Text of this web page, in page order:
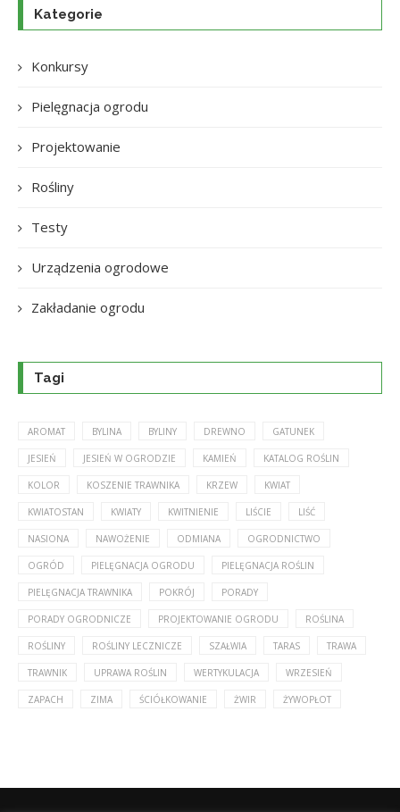
Kategorie
Konkursy
Pielęgnacja ogrodu
Projektowanie
Rośliny
Testy
Urządzenia ogrodowe
Zakładanie ogrodu
Tagi
AROMAT BYLINA BYLINY DREWNO GATUNEK
JESIEŃ JESIEŃ W OGRODZIE KAMIEŃ KATALOG ROŚLIN
KOLOR KOSZENIE TRAWNIKA KRZEW KWIAT
KWIATOSTAN KWIATY KWITNIENIE LIŚCIE LIŚĆ
NASIONA NAWOŻENIE ODMIANA OGRODNICTWO
OGRÓD PIELĘGNACJA OGRODU PIELĘGNACJA ROŚLIN
PIELĘGNACJA TRAWNIKA POKRÓJ PORADY
PORADY OGRODNICZE PROJEKTOWANIE OGRODU ROŚLINA
ROŚLINY ROŚLINY LECZNICZE SZAŁWIA TARAS TRAWA
TRAWNIK UPRAWA ROŚLIN WERTYKULACJA WRZESIEŃ
ZAPACH ZIMA ŚCIÓŁKOWANIE ŻWIR ŻYWOPŁOT